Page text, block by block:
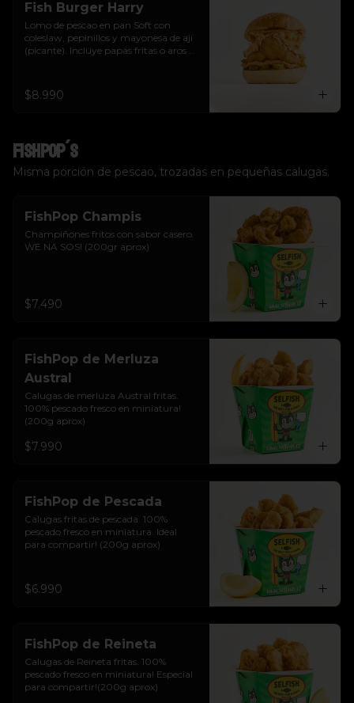
Fish Burger Harry
Lomo de pescao en pan Soft con
coleslaw, pepinillos y mayonesa de ají
(picante). Incluye papas fritas o aros de
$8.990
FishPop´s
Misma porción de pescao, trozadas en pequeñas calugas.
FishPop Champis
Champiñones fritos con sabor casero.
WE NA SOS! (200gr aprox)
$7.490
FishPop de Merluza
Austral
Calugas de merluza Austral fritas.
100% pescado fresco en miniatura!
(200g aprox)
$7.990
FishPop de Pescada
Calugas fritas de pescada. 100%
pescado fresco en miniatura. Ideal
para compartir! (200g aprox)
$6.990
FishPop de Reineta
Calugas de Reineta fritas. 100%
pescado fresco en miniatura! Especial
para compartir!(200g aprox)